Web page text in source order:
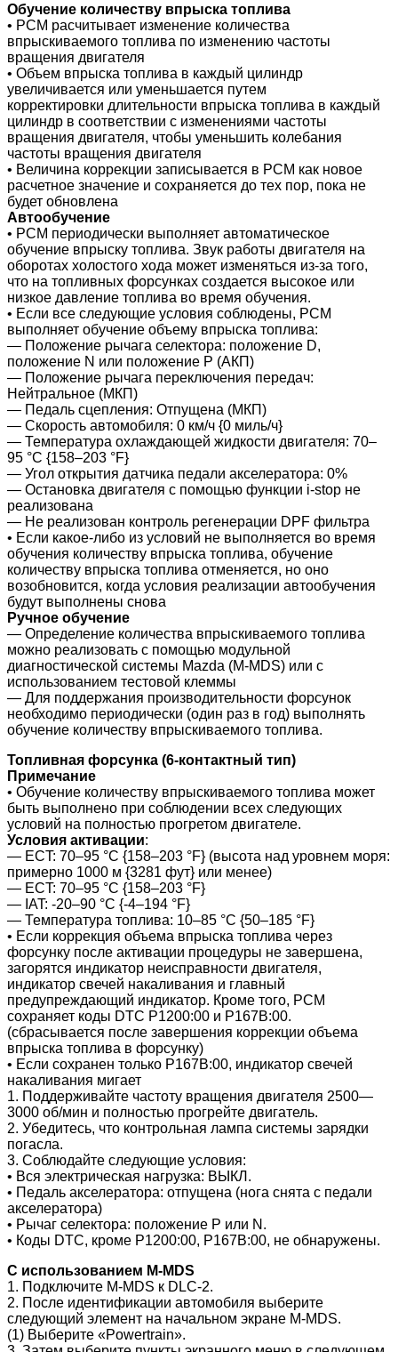
Обучение количеству впрыска топлива
• PCM расчитывает изменение количества
впрыскиваемого топлива по изменению частоты
вращения двигателя
• Объем впрыска топлива в каждый цилиндр
увеличивается или уменьшается путем
корректировки длительности впрыска топлива в каждый
цилиндр в соответствии с изменениями частоты
вращения двигателя, чтобы уменьшить колебания
частоты вращения двигателя
• Величина коррекции записывается в PCM как новое
расчетное значение и сохраняется до тех пор, пока не
будет обновлена
Автообучение
• PCM периодически выполняет автоматическое
обучение впрыску топлива. Звук работы двигателя на
оборотах холостого хода может изменяться из-за того,
что на топливных форсунках создается высокое или
низкое давление топлива во время обучения.
• Если все следующие условия соблюдены, PCM
выполняет обучение объему впрыска топлива:
― Положение рычага селектора: положение D,
положение N или положение P (AКП)
― Положение рычага переключения передач:
Нейтральное (MКП)
― Педаль сцепления: Отпущена (MКП)
― Скорость автомобиля: 0 км/ч {0 миль/ч}
― Температура охлаждающей жидкости двигателя: 70–
95 °C {158–203 °F}
― Угол открытия датчика педали акселератора: 0%
― Остановка двигателя с помощью функции i-stop не
реализована
― Не реализован контроль регенерации DPF фильтра
• Если какое-либо из условий не выполняется во время
обучения количеству впрыска топлива, обучение
количеству впрыска топлива отменяется, но оно
возобновится, когда условия реализации автообучения
будут выполнены снова
Ручное обучение
― Определение количества впрыскиваемого топлива
можно реализовать с помощью модульной
диагностической системы Mazda (M-MDS) или с
использованием тестовой клеммы
― Для поддержания производительности форсунок
необходимо периодически (один раз в год) выполнять
обучение количеству впрыскиваемого топлива.
Топливная форсунка (6-контактный тип)
Примечание
• Обучение количеству впрыскиваемого топлива может
быть выполнено при соблюдении всех следующих
условий на полностью прогретом двигателе.
Условия активации:
― ECT: 70–95 °C {158–203 °F} (высота над уровнем моря:
примерно 1000 м {3281 фут} или менее)
― ECT: 70–95 °C {158–203 °F}
― IAT: -20–90 °C {-4–194 °F}
― Температура топлива: 10–85 °C {50–185 °F}
• Если коррекция объема впрыска топлива через
форсунку после активации процедуры не завершена,
загорятся индикатор неисправности двигателя,
индикатор свечей накаливания и главный
предупреждающий индикатор. Кроме того, PCM
сохраняет коды DTC P1200:00 и P167B:00.
(сбрасывается после завершения коррекции объема
впрыска топлива в форсунку)
• Если сохранен только P167B:00, индикатор свечей
накаливания мигает
1. Поддерживайте частоту вращения двигателя 2500—
3000 об/мин и полностью прогрейте двигатель.
2. Убедитесь, что контрольная лампа системы зарядки
погасла.
3. Соблюдайте следующие условия:
• Вся электрическая нагрузка: ВЫКЛ.
• Педаль акселератора: отпущена (нога снята с педали
акселератора)
• Рычаг селектора: положение P или N.
• Коды DTC, кроме P1200:00, P167B:00, не обнаружены.
С использованием M-MDS
1. Подключите M-MDS к DLC-2.
2. После идентификации автомобиля выберите
следующий элемент на начальном экране M-MDS.
(1) Выберите «Powertrain».